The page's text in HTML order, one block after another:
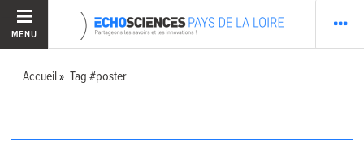
MENU
Accueil Tag #poster